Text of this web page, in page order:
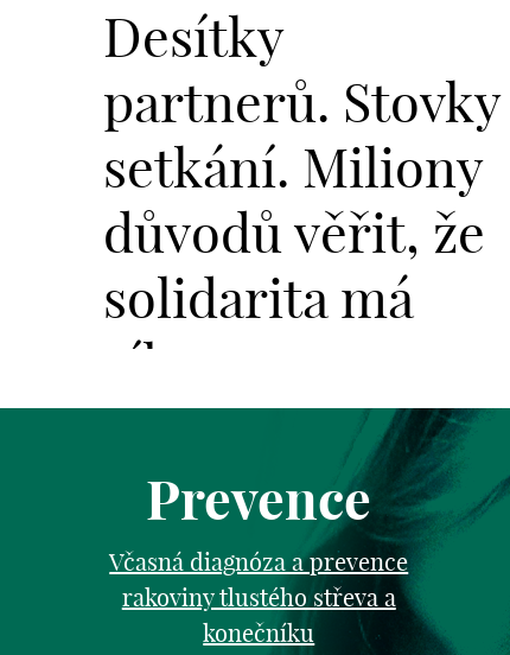
Desítky
partnerů. Stovky
setkání. Miliony
důvodů věřit, že
solidarita má
sílu.
Prevence
Včasná diagnóza a prevence
rakoviny tlustého střeva a
konečníku